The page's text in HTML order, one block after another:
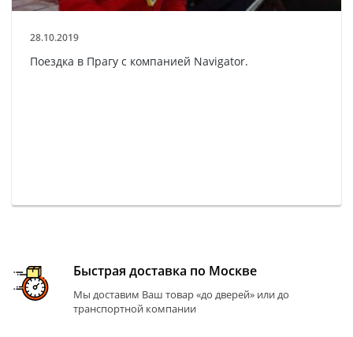
28.10.2019
Поездка в Прагу с компанией Navigator.
Быстрая доставка по Москве
Мы доставим Ваш товар «до дверей» или до
транспортной компании